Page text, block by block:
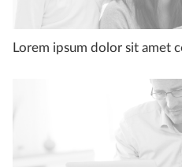
Lorem ipsum dolor sit amet